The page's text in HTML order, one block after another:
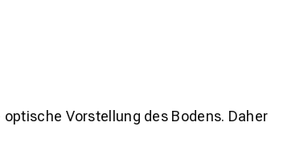
Vorstellung des Bodens. Daher